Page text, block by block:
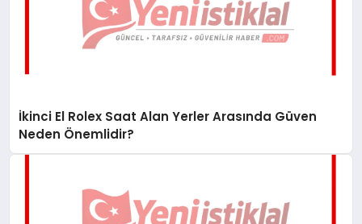
İkinci El Rolex Saat Alan Yerler Arasında Güven
Neden Önemlidir?